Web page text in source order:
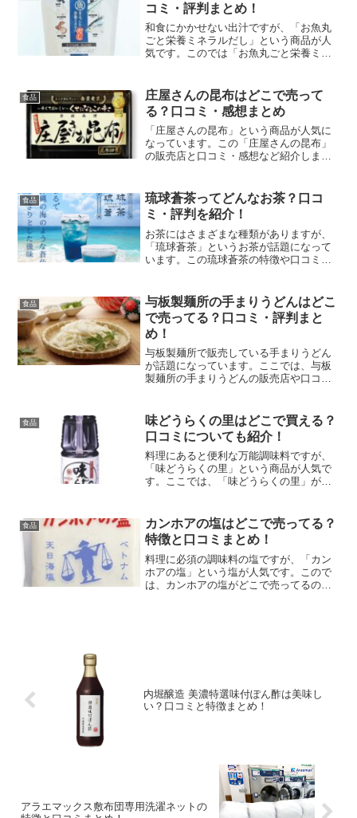
コミ・評判まとめ！
和食にかかせない出汁ですが、「お魚丸
ごと栄養ミネラルだし」という商品が人
気です。このでは「お魚丸ごと栄養ミネ
食品
庄屋さんの昆布はどこで売って
る？口コミ・感想まとめ
「庄屋さんの昆布」という商品が人気に
なっています。この「庄屋さんの昆布」
の販売店と口コミ・感想など紹介しま
食品
琉球蒼茶ってどんなお茶？口コ
ミ・評判を紹介！
お茶にはさまざまな種類がありますが、
「琉球蒼茶」というお茶が話題になって
います。この琉球蒼茶の特徴や口コミ・
食品
与板製麺所の手まりうどんはどこ
で売ってる？口コミ・評判まと
め！
与板製麺所で販売している手まりうどん
が話題になっています。ここでは、与板
製麺所の手まりうどんの販売店や口コ
食品
味どうらくの里はどこで買える？
口コミについても紹介！
料理にあると便利な万能調味料ですが、
「味どうらくの里」という商品が人気で
す。ここでは、「味どうらくの里」がど
食品
カンホアの塩はどこで売ってる？
特徴と口コミまとめ！
料理に必須の調味料の塩ですが、「カン
ホアの塩」という塩が人気です。こので
は、カンホアの塩がどこで売ってるの
内堀醸造 美濃特選味付ぽん酢は美味し
い？口コミと特徴まとめ！
アラエマックス敷布団専用洗濯ネットの